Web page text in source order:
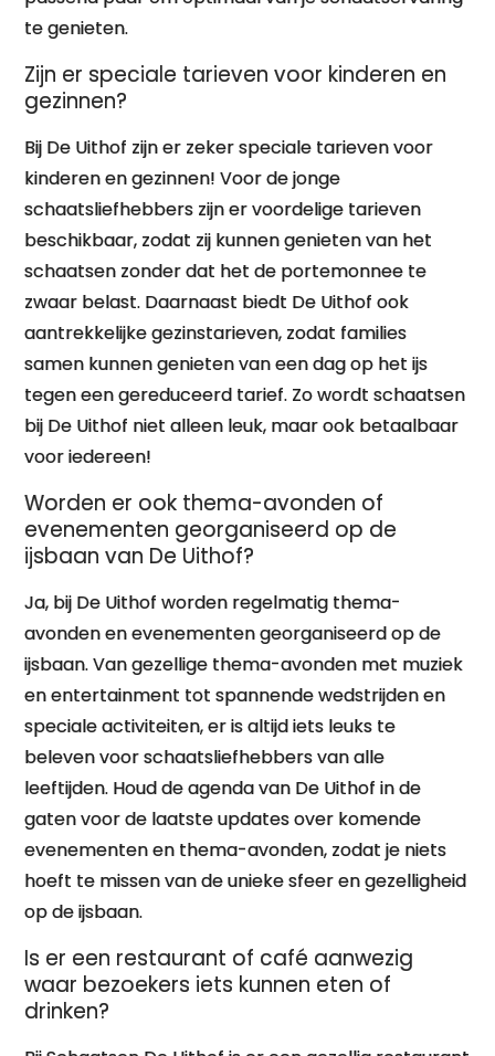
te genieten.
Zijn er speciale tarieven voor kinderen en
gezinnen?
Bij De Uithof zijn er zeker speciale tarieven voor
kinderen en gezinnen! Voor de jonge
schaatsliefhebbers zijn er voordelige tarieven
beschikbaar, zodat zij kunnen genieten van het
schaatsen zonder dat het de portemonnee te
zwaar belast. Daarnaast biedt De Uithof ook
aantrekkelijke gezinstarieven, zodat families
samen kunnen genieten van een dag op het ijs
tegen een gereduceerd tarief. Zo wordt schaatsen
bij De Uithof niet alleen leuk, maar ook betaalbaar
voor iedereen!
Worden er ook thema-avonden of
evenementen georganiseerd op de
ijsbaan van De Uithof?
Ja, bij De Uithof worden regelmatig thema-
avonden en evenementen georganiseerd op de
ijsbaan. Van gezellige thema-avonden met muziek
en entertainment tot spannende wedstrijden en
speciale activiteiten, er is altijd iets leuks te
beleven voor schaatsliefhebbers van alle
leeftijden. Houd de agenda van De Uithof in de
gaten voor de laatste updates over komende
evenementen en thema-avonden, zodat je niets
hoeft te missen van de unieke sfeer en gezelligheid
op de ijsbaan.
Is er een restaurant of café aanwezig
waar bezoekers iets kunnen eten of
drinken?